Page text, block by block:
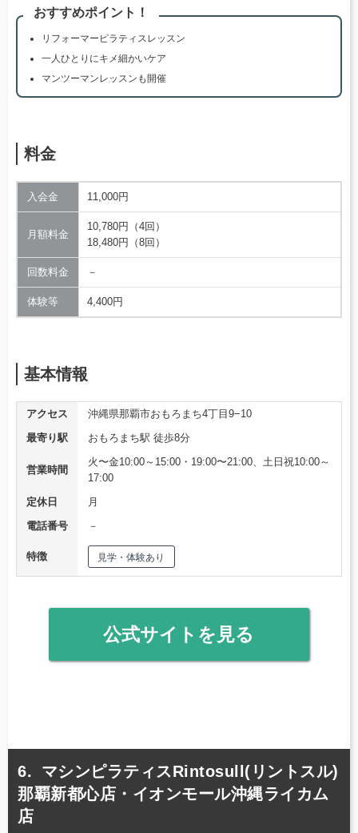
おすすめポイント！
リフォーマーピラティスレッスン
一人ひとりにキメ細かいケア
マンツーマンレッスンも開催
料金
入会金 11,000円
月額料金
10,780円（4回）
18,480円（8回）
回数料金 －
体験等 4,400円
基本情報
アクセス
沖縄県那覇市おもろまち4丁目9−10
最寄り駅
おもろまち駅 徒歩8分
営業時間
火〜金10:00～15:00・19:00〜21:00、土日祝10:00～
17:00
定休日
月
電話番号
－
特徴 見学・体験あり
公式サイトを見る
マシンピラティスRintosull(リントスル)
那覇新都心店・イオンモール沖縄ライカム
店